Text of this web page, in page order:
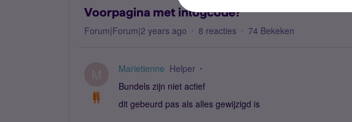
Voorpagina met inlogcode?
Forum|Forum|2 years ago 8 reacties 74 Bekeken
Marietienne Helper
Bundels zijn niet actief
dit gebeurd pas als alles gewijzigd is